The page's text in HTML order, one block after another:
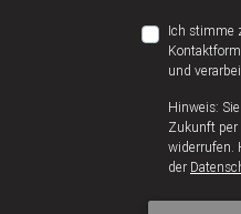
Ich stimme
und
Hinweis:
Zukunft per
widerrufen.
der